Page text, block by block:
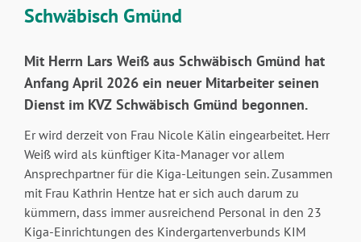
Schwäbisch Gmünd
Mit Herrn Lars Weiß aus Schwäbisch Gmünd hat
Anfang April 2026 ein neuer Mitarbeiter seinen
Dienst im KVZ Schwäbisch Gmünd begonnen.
Er wird derzeit von Frau Nicole Kälin eingearbeitet. Herr
Weiß wird als künftiger Kita-Manager vor allem
Ansprechpartner für die Kiga-Leitungen sein. Zusammen
mit Frau Kathrin Hentze hat er sich auch darum zu
kümmern, dass immer ausreichend Personal in den 23
Kiga-Einrichtungen des Kindergartenverbunds KIM